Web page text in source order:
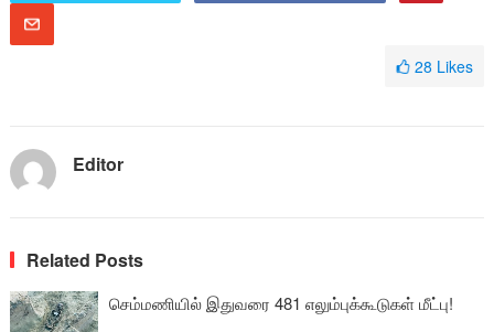
28 Likes
Editor
Related Posts
செம்மணியில் இதுவரை 481 எலும்புக்கூடுகள் மீட்பு!